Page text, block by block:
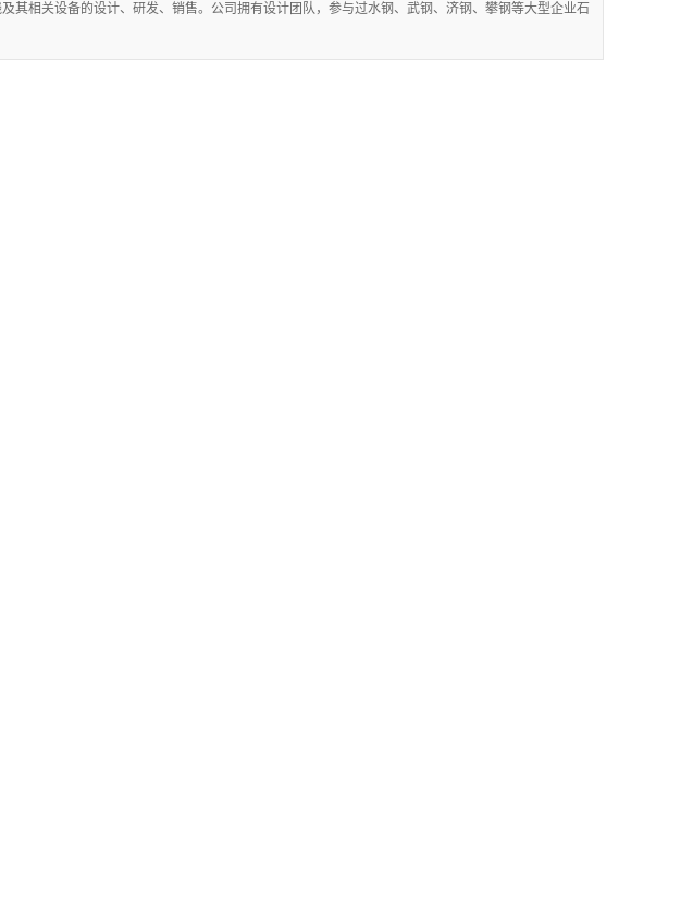
其相关设备的设计、研发、销售。公司拥有设计团队，参与过水钢、武钢、济钢、攀钢等大型企业石